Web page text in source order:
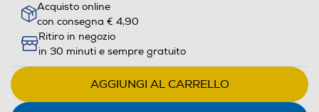
Acquisto online
con consegna € 4,90
Ritiro in negozio
in 30 minuti e sempre gratuito
AGGIUNGI AL CARRELLO